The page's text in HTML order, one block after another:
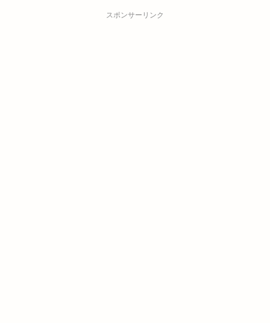
スポンサーリンク